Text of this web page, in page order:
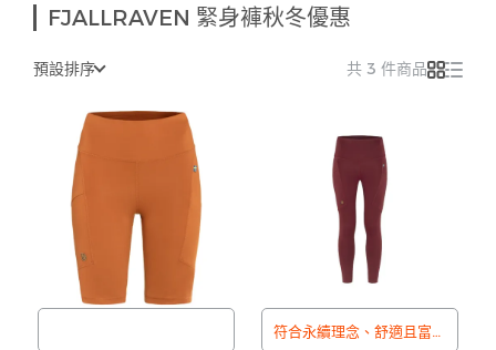
FJALLRAVEN 緊身褲秋冬優惠
預設排序 共 3 件商品
符合永續理念、舒適且富有